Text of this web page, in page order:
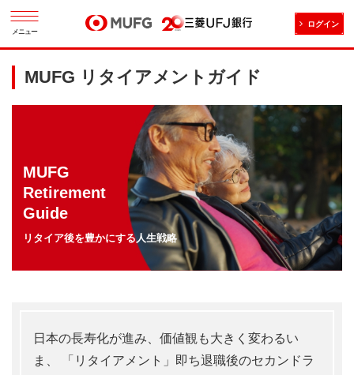
メニュー
ログイン
MUFG リタイアメントガイド
MUFG
Retirement
Guide
リタイア後を豊かにする人生戦略
日本の長寿化が進み、価値観も大きく変わるい
ま、
「リタイアメント」即ち退職後のセカンドラ